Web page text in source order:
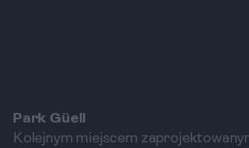
Park Güell
Kolejnym miejscem